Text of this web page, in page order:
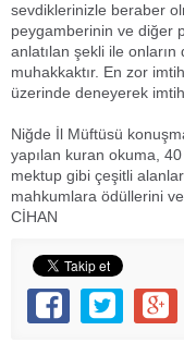
sevdiklerinizle beraber
peygamberinin ve diğer
anlatılan şekli ile
muhakkaktır. En zor
üzerinde deneyerek
Niğde İl Müftüsü
yapılan kuran okuma,
mektup gibi çeşitli
mahkumlara ödüllerini
CİHAN